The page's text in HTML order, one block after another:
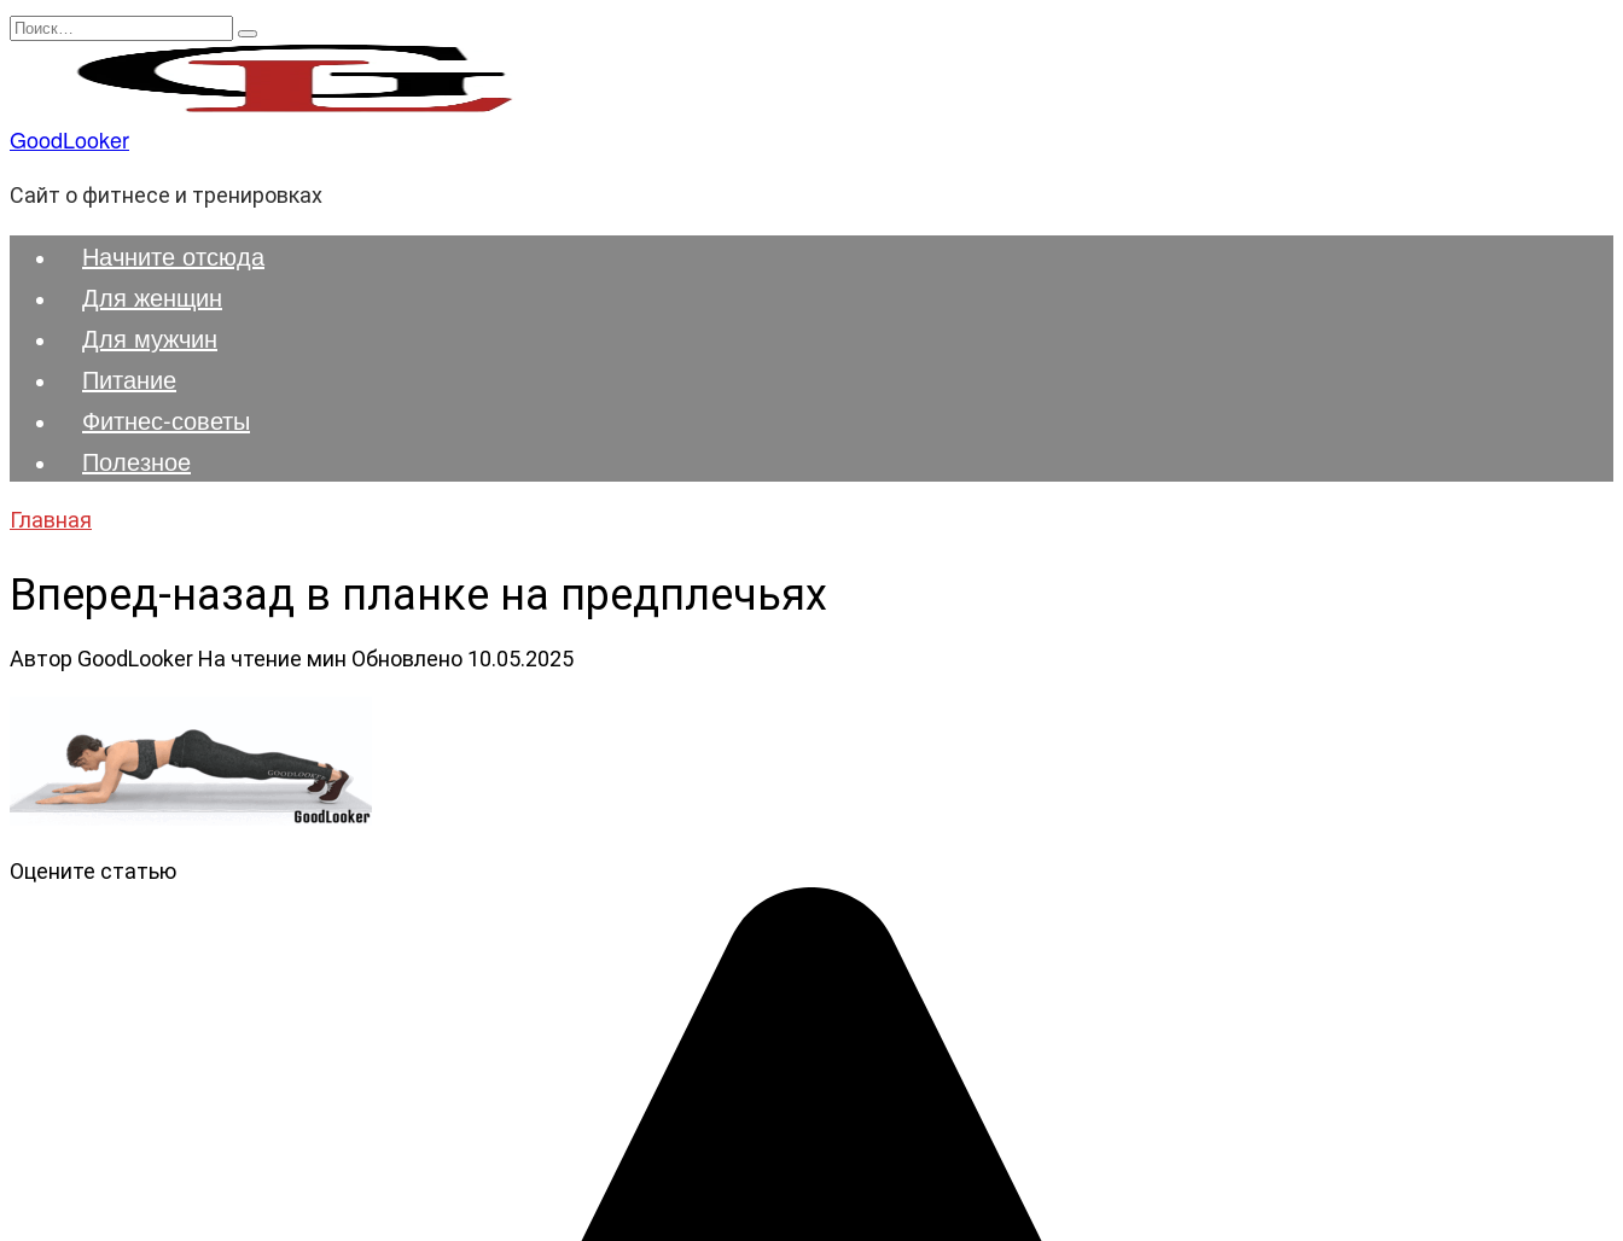
Перейти
содержанию
Search
GoodLooker
Сайт о фитнесе и тренировках
Начните отсюда
Для женщин
Для мужчин
Питание
Фитнес-советы
Полезноe
Главная
Вперед-назад в планке на предплечьях
Автор GoodLooker На чтение мин Обновлено 10.05.2025
Оцените статью